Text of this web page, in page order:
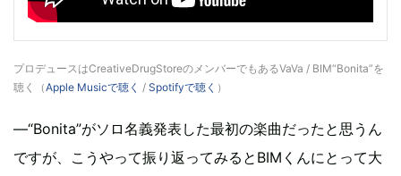
プロデュースはCreativeDrugStoreのメンバーでもあるVaVa / BIM“Bonita”を
聴く（Apple Musicで聴く / Spotifyで聴く ）
―“Bonita”がソロ名義発表した最初の楽曲だったと思うん
ですが、こうやって振り返ってみるとBIMくんにとって大